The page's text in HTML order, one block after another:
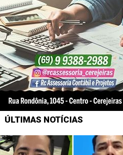
ÚLTIMAS NOTÍCIAS